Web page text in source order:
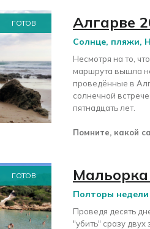
ГОТОВ Алгарве
Солнце, пляжи,
Несмотря на то,
маршрута вышла
проведённые в
солнечной
пятнадцать лет.
Помните, какой
ГОТОВ
Полторы
Проведя десять
"убить" сразу